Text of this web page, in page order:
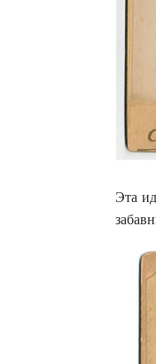
Эта